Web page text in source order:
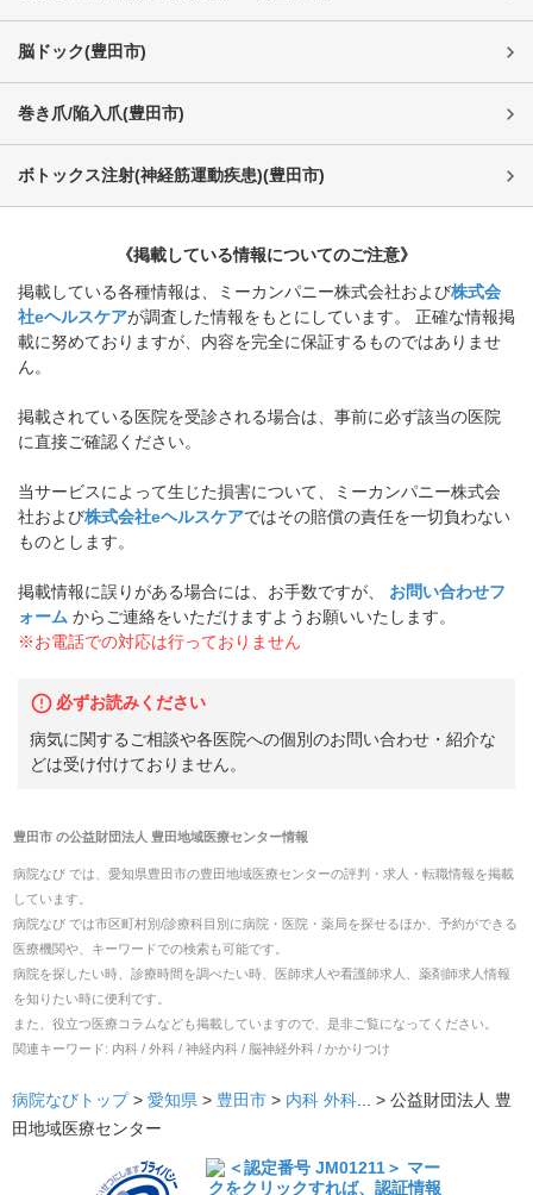
脳ドック(豊田市)
巻き爪/陥入爪(豊田市)
ボトックス注射(神経筋運動疾患)(豊田市)
《掲載している情報についてのご注意》
掲載している各種情報は、ミーカンパニー株式会社および株式会
社eヘルスケアが調査した情報をもとにしています。 正確な情報掲
載に努めておりますが、内容を完全に保証するものではありませ
ん。
掲載されている医院を受診される場合は、事前に必ず該当の医院
に直接ご確認ください。
当サービスによって生じた損害について、ミーカンパニー株式会
社および株式会社eヘルスケアではその賠償の責任を一切負わない
ものとします。
掲載情報に誤りがある場合には、お手数ですが、
お問い合わせフ
ォーム からご連絡をいただけますようお願いいたします。
※お電話での対応は行っておりません
必ずお読みください
病気に関するご相談や各医院への個別のお問い合わせ・紹介な
どは受け付けておりません。
豊田市の公益財団法人 豊田地域医療センター情報
病院なび では、 愛知県豊田市の豊田地域医療センターの評判・求人・転職情報を掲載
しています。
病院なび では市区町村別/診療科目別に病院・医院・薬局を探せるほか、予約ができる
医療機関や、キーワードでの検索も可能です。
病院を探したい時、診療時間を調べたい時、医師求人や看護師求人、薬剤師求人情報
を知りたい時に便利です。
また、役立つ医療コラムなども掲載していますので、是非ご覧になってください。
関連キーワード: 内科 / 外科 / 神経内科 / 脳神経外科 / かかりつけ
病院なびトップ > 愛知県 > 豊田市 > 内科 外科... > 公益財団法人 豊
田地域医療センター